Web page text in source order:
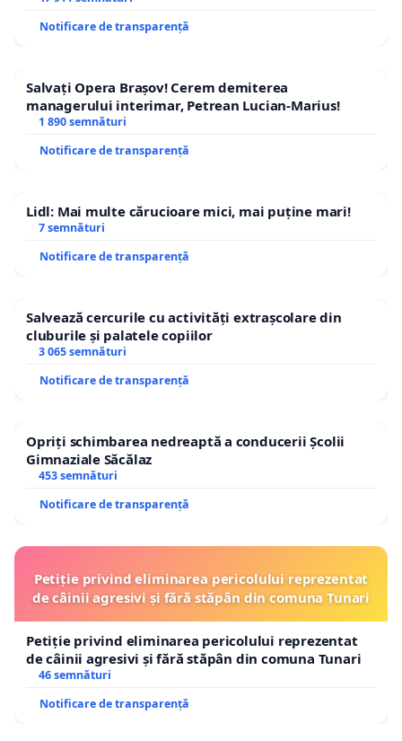
Notificare de transparență
Salvați Opera Brașov! Cerem demiterea
managerului interimar, Petrean Lucian-Marius!
1 890 semnături
Notificare de transparență
Lidl: Mai multe cărucioare mici, mai puține mari!
7 semnături
Notificare de transparență
Salvează cercurile cu activități extrașcolare din
cluburile și palatele copiilor
3 065 semnături
Notificare de transparență
Opriți schimbarea nedreaptă a conducerii Școlii
Gimnaziale Săcălaz
453 semnături
Notificare de transparență
Petiție privind eliminarea pericolului reprezentat
de câinii agresivi și fără stăpân din comuna Tunari
Petiție privind eliminarea pericolului reprezentat
de câinii agresivi și fără stăpân din comuna Tunari
46 semnături
Notificare de transparență